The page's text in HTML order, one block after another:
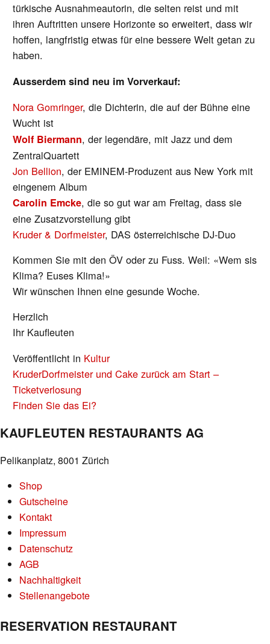
türkische Ausnahmeautorin, die selten reist und mit
ihren Auftritten unsere Horizonte so erweitert, dass wir
hoffen, langfristig etwas für eine bessere Welt getan zu
haben.
Ausserdem sind neu im Vorverkauf:
Nora Gomringer, die Dichterin, die auf der Bühne eine
Wucht ist
Wolf Biermann, der legendäre, mit Jazz und dem
ZentralQuartett
Jon Bellion, der EMINEM-Produzent aus New York mit
eingenem Album
Carolin Emcke, die so gut war am Freitag, dass sie
eine Zusatzvorstellung gibt
Kruder & Dorfmeister, DAS österreichische DJ-Duo
Kommen Sie mit den ÖV oder zu Fuss. Weil: «Wem sis
Klima? Euses Klima!»
Wir wünschen Ihnen eine gesunde Woche.
Herzlich
Ihr Kaufleuten
Veröffentlicht in Kultur
BEITRAGS-
NAVIGATION
KruderDorfmeister und Cake zurück am Start –
Ticketverlosung
Finden Sie das Ei?
KAUFLEUTEN RESTAURANTS AG
Pelikanplatz, 8001 Zürich
Shop
Gutscheine
Kontakt
Impressum
Datenschutz
AGB
Nachhaltigkeit
Stellenangebote
RESERVATION RESTAURANT